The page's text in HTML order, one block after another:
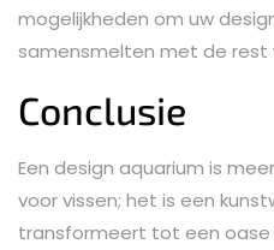
mogelijkheden om uw
samensmelten met de rest
Conclusie
Een design aquarium is
voor vissen; het is een
transformeert tot een oase